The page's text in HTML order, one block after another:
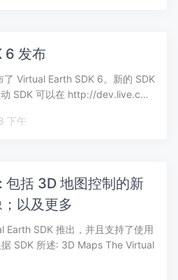
6 发布
Virtual Earth SDK 6。新的 SDK
SDK 可以在 http://dev.live.c…
18 日, 4:08 下午
括 3D 地图控制的新
以及更多
Earth SDK 推出，并且支持了使用
SDK 所述: 3D Maps The Virtual